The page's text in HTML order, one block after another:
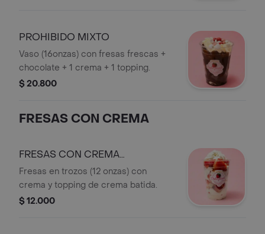
PROHIBIDO MIXTO
Vaso (16onzas) con fresas frescas +
chocolate + 1 crema + 1 topping.
$ 20.800
FRESAS CON CREMA
FRESAS CON CREMA
PERSONALES
Fresas en trozos (12 onzas) con
crema y topping de crema batida.
$ 12.000